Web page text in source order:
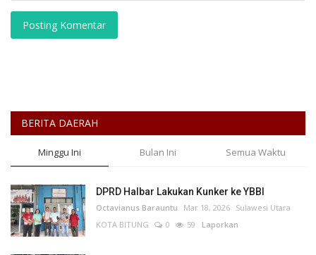
Posting Komentar
BERITA DAERAH
Minggu Ini Bulan Ini Semua Waktu
DPRD Halbar Lakukan Kunker ke YBBI
Octavianus Barauntu Mar 18, 2026 Sulawesi Utara
KOTA BITUNG
0 59 Laporkan